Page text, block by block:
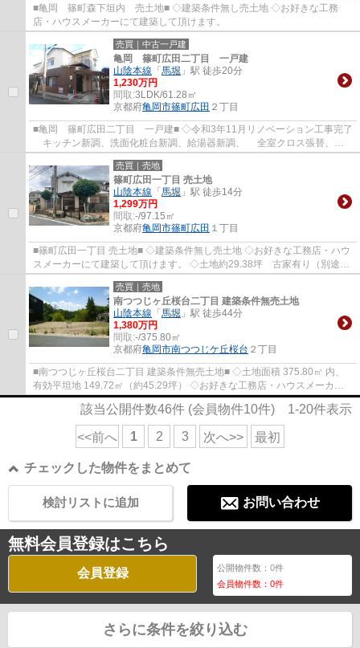
■亀岡 篠町森下垣内 売土地■ ◇建築条件無し売土地 ◇お好きな工務
店・ハウスメーカーにて建築して頂けます。
売買｜中古一戸建
亀岡 篠町広田二丁目 一戸建
山陰本線 「馬堀 」駅 徒歩20分
1,230万円
間取:3LDK/61.28㎡
京都府亀岡市篠町広田 ２丁目
■亀岡 篠町広田二丁目 一戸建■ ◇令和3年11月リノベーション工事完了
キッチン新調、洗面化粧台新調、給湯器新調、 全室クロス張替、畳
表替え、襖張替え、 外壁塗装、エアコン2...
売買｜売地
篠町広田一丁目 売土地
山陰本線 「馬堀 」駅 徒歩14分
1,299万円
間取:-/97.15㎡
京都府亀岡市篠町広田 １丁目
■篠町広田一丁目 売土地■ ◇建築条件無し売土地 ◇お好きな工務店・ハウ
スメーカーにて建築して頂けます。 ◇土地約29.38坪 古家有り（別途、
解体費用が必要です。）
売買｜売地
南つつじヶ丘桜台二丁目 建築条件無売土地
山陰本線 「馬堀 」駅 徒歩44分
1,380万円
間取:-/375.80㎡
京都府亀岡市南つつじケ丘桜台 ２丁目
■南つつじヶ丘桜台二丁目 建築条件無売土地■ ◇土地面積 375.80㎡ 内、
有効平坦地 149.72㎡（約45.29坪） ◇お好きな工務店・ハウスメーカー
にて建築して頂けます。 ◇物件より京阪バス ...
該当公開件数46件 (会員物件10件) 1-20件表示
<<前へ 1 2 3 次へ>> 最初
チェックした物件をまとめて
お問い合わせ
検討リストに追加
無料会員登録はこちら
会員登録 公開物件数：0件
会員物件数：0件
さらに条件を絞り込む